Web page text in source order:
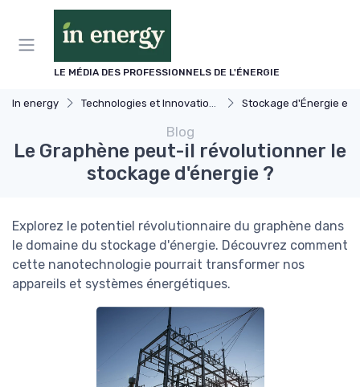
LE MÉDIA DES PROFESSIONNELS DE L'ÉNERGIE
In energy Technologies et Innovations dans l'énergie Stockage d'Énergie et
Blog
Le Graphène peut-il révolutionner le
stockage d'énergie ?
Explorez le potentiel révolutionnaire du graphène dans
le domaine du stockage d'énergie. Découvrez comment
cette nanotechnologie pourrait transformer nos
appareils et systèmes énergétiques.
Panneau de gestion des cookies